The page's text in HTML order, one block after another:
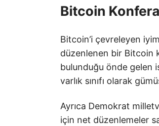
Bitcoin
Bitcoin’i çevreleyen
düzenlenen bir Bitcoin
bulunduğu önde gelen
varlık sınıfı olarak
Ayrıca Demokrat
için net düzenlemeler